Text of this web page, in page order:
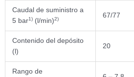
Caudal de suministro a
5 bar1)(l/min)2) 67/77
Contenido del depósito
(l)
20
Rango de